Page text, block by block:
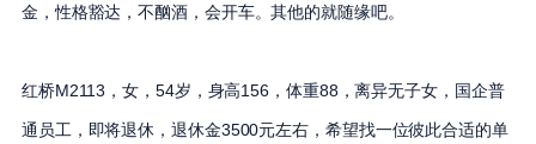
金，性格豁达，不酗酒，会开车。其他的就随缘吧。
红桥M2113，女，54岁，身高156，体重88，离异无子女，国企普
通员工，即将退休，退休金3500元左右，希望找一位彼此合适的单